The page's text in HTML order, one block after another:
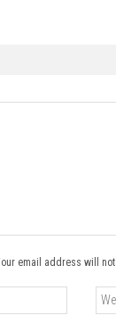
email address will